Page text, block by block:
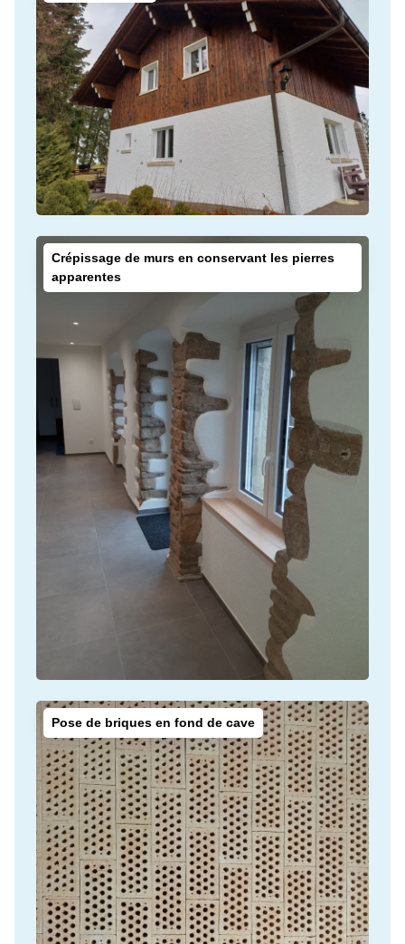
Crépissage de murs en conservant les pierres
apparentes
Pose de briques en fond de cave